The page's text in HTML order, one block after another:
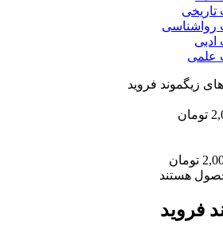
رواشناسی
علمی
زیگموند فروید
تومان
تومان
هستند
فروید